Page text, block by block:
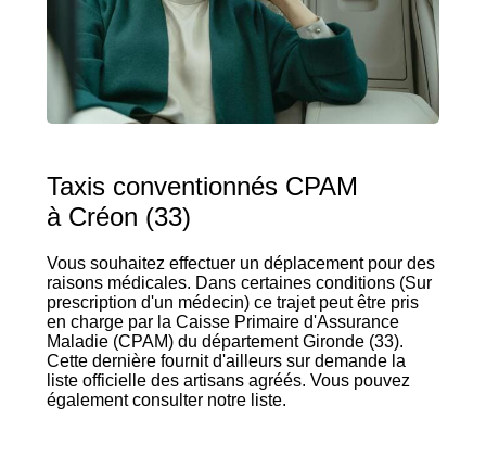
Taxis conventionnés CPAM
à Créon (33)
Vous souhaitez effectuer un déplacement pour des
raisons médicales. Dans certaines conditions (Sur
prescription d'un médecin) ce trajet peut être pris
en charge par la Caisse Primaire d'Assurance
Maladie (CPAM) du département Gironde (33).
Cette dernière fournit d'ailleurs sur demande la
liste officielle des artisans agréés. Vous pouvez
également consulter notre liste.